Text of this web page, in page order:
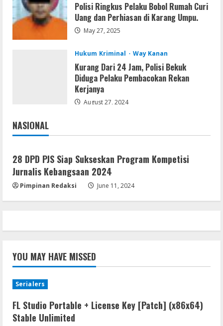
Polisi Ringkus Pelaku Bobol Rumah Curi
Uang dan Perhiasan di Karang Umpu.
May 27, 2025
Hukum Kriminal Way Kanan
Kurang Dari 24 Jam, Polisi Bekuk
Diduga Pelaku Pembacokan Rekan
Kerjanya
August 27, 2024
NASIONAL
Jakarta
28 DPD PJS Siap Sukseskan Program Kompetisi
Jurnalis Kebangsaan 2024
Pimpinan Redaksi June 11, 2024
YOU MAY HAVE MISSED
Serialers
FL Studio Portable + License Key [Patch] (x86x64)
Stable Unlimited